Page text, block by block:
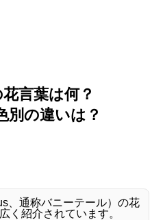
言葉は何？
別の違いは？
、通称バニーテール）の花
く紹介されています。